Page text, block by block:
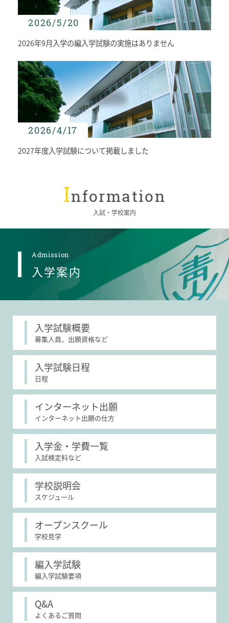
お問い合わせ
キャンパスマップ
緊急・災害時の対応
個人情報保護への取り組み
このサイトについて
採用情報
地の塩、世の光（スクール・モットー）
2026/5/20
2026年9月入学の編入学試験の実施はありません
2026/4/17
2027年度入学試験について掲載しました
Information
入試・学校案内
Admission
入学案内
入学試験概要
募集人員、出願資格など
入学試験日程
日程
インターネット出願
インターネット出願の仕方
入学金・学費一覧
入試検定料など
学校説明会
スケジュール
オープンスクール
学校見学
編入学試験
編入学試験要項
Q&A
よくあるご質問